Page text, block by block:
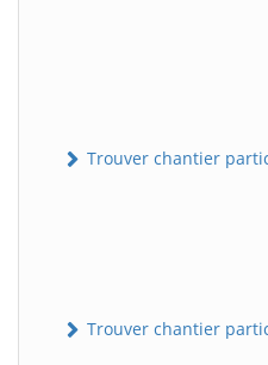
Trouver chantier
Trouver chantier